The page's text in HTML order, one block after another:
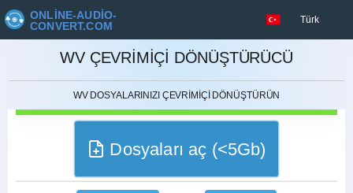
ONLINE-AUDIO-
CONVERT.COM
Türk
WV ÇEVRIMIÇI DÖNÜŞTÜRÜCÜ
WV DOSYALARINIZI ÇEVRIMIÇI DÖNÜŞTÜRÜN
Dosyaları aç (<5Gb)